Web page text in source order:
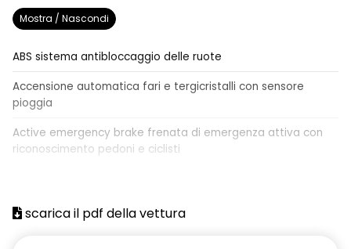
Mostra / Nascondi
ABS sistema antibloccaggio delle ruote
Accensione automatica fari e tergicristalli con sensore
pioggia
Active emergency brake frenata di emergenza attiva con
riconoscimento pedoni e ciclisti
Airbag laterali a tendina anteriori e posteriori
scarica il pdf della vettura